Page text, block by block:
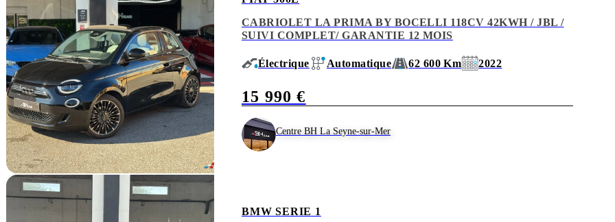
CABRIOLET LA PRIMA BY BOCELLI 118CV 42KWH / JBL /
SUIVI COMPLET/ GARANTIE 12 MOIS
Électrique Automatique 62 600 Km 2022
15 990 €
Centre BH La Seyne-sur-Mer
BMW SERIE 1